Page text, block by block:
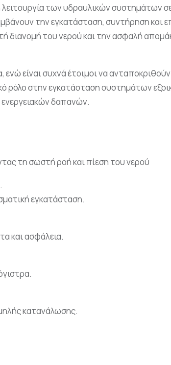
των υδραυλικών συστημάτων σε
την εγκατάσταση, συντήρηση και
διανομή του νερού και την ασφαλή
είναι συχνά έτοιμοι να
ρόλο στην εγκατάσταση συστημάτων
δαπανών.
τη σωστή ροή και πίεση του νερού
εγκατάσταση.
και ασφάλεια.
κατανάλωσης.